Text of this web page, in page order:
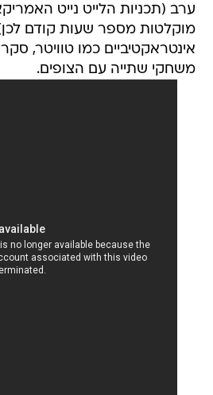
ערב (תכניות הלייט נייט
מוקלטות מספר שעות קודם
אינטראקטיביים כמו טוויטר,
משחקי שתייה עם הצופים.